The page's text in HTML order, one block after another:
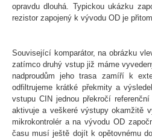
opravdu dlouhá. Typickou ukázku
rezistor zapojený k vývodu OD je
Související komparátor, na obrázku
zatímco druhý vstup již máme
nadproudům jeho trasa zamíří k
odfiltrujeme krátké překmity a
vstupu CIN jednou překročí
aktivuje a veškeré výstupy okamžitě
mikrokontrolér a na vývodu OD
času musí ještě dojít k opětovnému